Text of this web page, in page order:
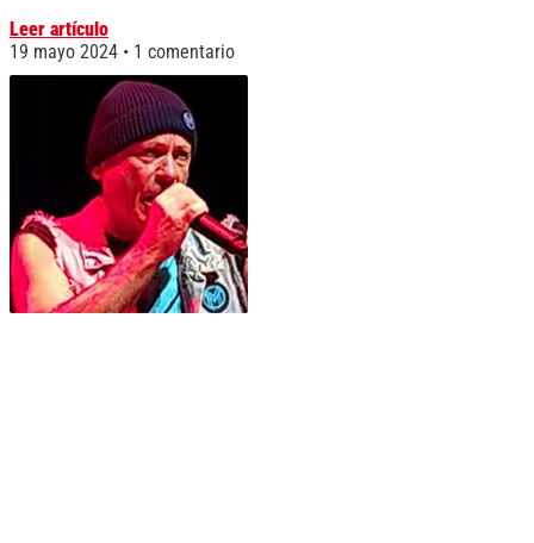
Leer artículo
19 mayo 2024
1 comentario